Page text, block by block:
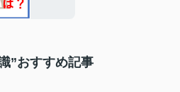
”おすすめ記事